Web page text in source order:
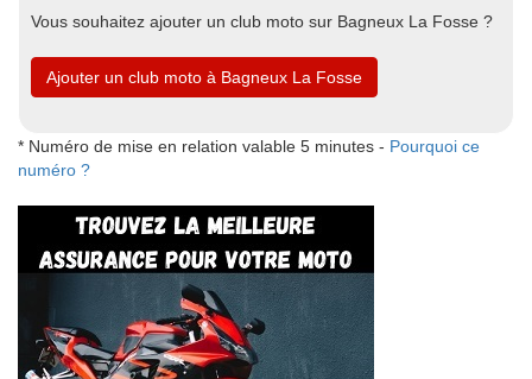
Vous souhaitez ajouter un club moto sur Bagneux La Fosse ?
Ajouter un club moto à Bagneux La Fosse
* Numéro de mise en relation valable 5 minutes - Pourquoi ce
numéro ?